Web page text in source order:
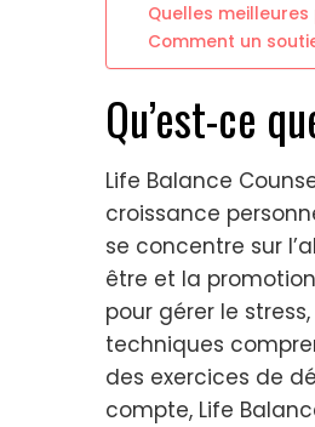
Quelles
Comment un
Qu’est-ce
Life Balance
croissance
se concentre sur
être et la
pour gérer le
techniques
des exercices de
compte, Life